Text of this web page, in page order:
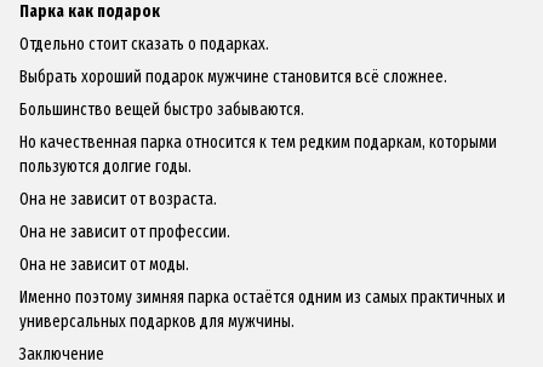
Парка как подарок
Отдельно стоит сказать о подарках.
Выбрать хороший подарок мужчине становится всё сложнее.
Большинство вещей быстро забываются.
Но качественная парка относится к тем редким подаркам, которыми
пользуются долгие годы.
Она не зависит от возраста.
Она не зависит от профессии.
Она не зависит от моды.
Именно поэтому зимняя парка остаётся одним из самых практичных и
универсальных подарков для мужчины.
Заключение